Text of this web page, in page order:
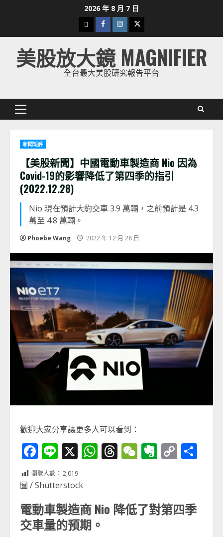
2026 年 8 月 7 日
下
載
美
股
Facebook
Instagram
Twitter
美股放大鏡 MAGNIFIER
全台最大美股研究報告平台
Primary
新聞短評
【美股新聞】中國電動車製造商 Nio 因為
Covid-19的影響降低了第四季的指引
(2022.12.28)
Nio 現在預計大約交車 3.9 萬輛，之前預計是 4.3
萬至 4.8 萬輛。
Phoebe Wang 2022 年 12 月 28 日
歡迎大家分享讓更多人可以看到：
Facebook
Line
X WhatsApp
Threads
WeChat
Evernote
Copy
瀏覽人數： 2,019
圖 / Shutterstock
電動車製造商 Nio 降低了對第四季
交車量的預期。